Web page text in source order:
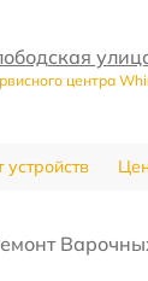
центра
устройств